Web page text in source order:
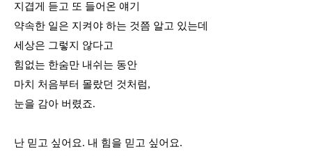
지겹게 듣고 또 들어온 얘기
약속한 일은 지켜야 하는 것쯤 알고 있는데
세상은 그렇지 않다고
힘없는 한숨만 내쉬는 동안
마치 처음부터 몰랐던 것처럼,
눈을 감아 버렸죠.
난 믿고 싶어요. 내 힘을 믿고 싶어요.